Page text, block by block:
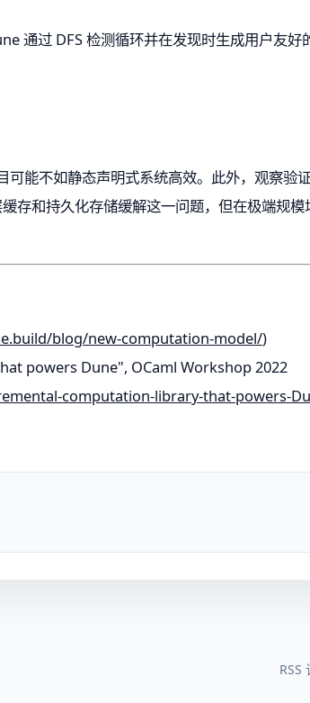
通过 DFS 检测循环并在发现时生成用户友好
能不如静态声明式系统高效。此外，观察验
存和持久化存储缓解这一问题，但在极端规模
blog/new-computation-model/)
powers Dune", OCaml Workshop 2022
computation-library-that-powers-
RSS